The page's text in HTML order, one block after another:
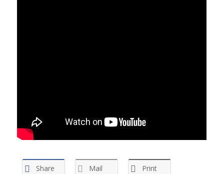
Share Mail Print